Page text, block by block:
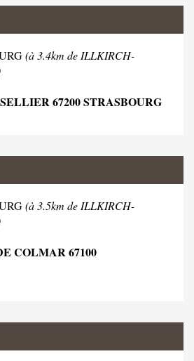
(à 3.4km de ILLKIRCH-
67200 STRASBOURG
(à 3.5km de ILLKIRCH-
COLMAR 67100